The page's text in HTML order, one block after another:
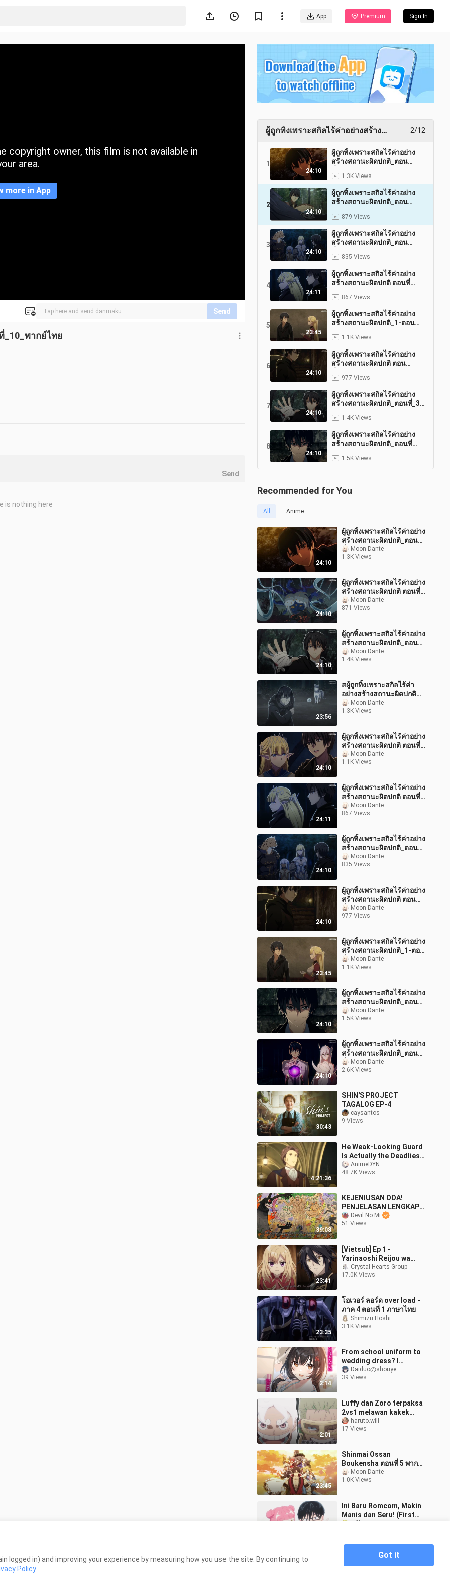
App Premium Sign In
copyright owner, this film is not available in
area.
more in App
Send
_10_พากย์ไทย
ผู้ถูกทิ้งเพราะสกิลไร้ค่าอย่างสร้าง
2/12
1
24:10
ผู้ถูกทิ้งเพราะสกิลไร้ค่าอย่าง
สร้างสถานะผิดปกติ_ตอน
1.3K Views
2
24:10
ผู้ถูกทิ้งเพราะสกิลไร้ค่าอย่าง
สร้างสถานะผิดปกติ_ตอน
879 Views
3
24:10
ผู้ถูกทิ้งเพราะสกิลไร้ค่าอย่าง
สร้างสถานะผิดปกติ_ตอน
835 Views
4
24:11
ผู้ถูกทิ้งเพราะสกิลไร้ค่าอย่าง
สร้างสถานะผิดปกติ ตอนที่
867 Views
5
23:45
ผู้ถูกทิ้งเพราะสกิลไร้ค่าอย่าง
สร้างสถานะผิดปกติ_1-ตอน
1.1K Views
6
24:10
ผู้ถูกทิ้งเพราะสกิลไร้ค่าอย่าง
สร้างสถานะผิดปกติ ตอน
977 Views
7
24:10
ผู้ถูกทิ้งเพราะสกิลไร้ค่าอย่าง
สร้างสถานะผิดปกติ_ตอนที่_3
1.4K Views
8
24:10
ผู้ถูกทิ้งเพราะสกิลไร้ค่าอย่าง
สร้างสถานะผิดปกติ_ตอนที่
1.5K Views
24:10
ที่_1_พากย์ไทย
10
23:56
ตอนจบ พากย์ไทย
1.3K Views
24:10
ผู้ถูกทิ้งเพราะสกิลไร้ค่าอย่าง
พากย์ไทย
871 Views
12
24:10
ผู้ถูกทิ้งเพราะสกิลไร้ค่าอย่าง
สร้างสถานะผิดปกติ ตอนที่ 7
พากย์ไทย
Recommended for You
All Anime
24:10
ผู้ถูกทิ้งเพราะสกิลไร้ค่าอย่าง
สร้างสถานะผิดปกติ_ตอน
ที่_6_พากย์ไทย
Moon Dante
1.3K Views
24:10
ผู้ถูกทิ้งเพราะสกิลไร้ค่าอย่าง
สร้างสถานะผิดปกติ ตอนที่
11 พากย์ไทย
Moon Dante
871 Views
24:10
ผู้ถูกทิ้งเพราะสกิลไร้ค่าอย่าง
สร้างสถานะผิดปกติ_ตอน
ที่_3 _พากย์ไทย
Moon Dante
1.4K Views
23:56
สผู้ถูกทิ้งเพราะสกิลไร้ค่า
อย่างสร้างสถานะผิดปกติ
ตอนที่ 12 ตอนจบ พากย์ไทย
Moon Dante
1.3K Views
24:10
ผู้ถูกทิ้งเพราะสกิลไร้ค่าอย่าง
สร้างสถานะผิดปกติ ตอนที่ 7
พากย์ไทย
Moon Dante
1.1K Views
24:11
ผู้ถูกทิ้งเพราะสกิลไร้ค่าอย่าง
สร้างสถานะผิดปกติ ตอนที่
_8_พากย์ไทย
Moon Dante
867 Views
24:10
ผู้ถูกทิ้งเพราะสกิลไร้ค่าอย่าง
สร้างสถานะผิดปกติ_ตอน
ที่_9_พากย์ไทย
Moon Dante
835 Views
24:10
ผู้ถูกทิ้งเพราะสกิลไร้ค่าอย่าง
สร้างสถานะผิดปกติ ตอน
ที่_4_พากย์ไทย
Moon Dante
977 Views
23:45
ผู้ถูกทิ้งเพราะสกิลไร้ค่าอย่าง
สร้างสถานะผิดปกติ_1-ตอน
ที่_5_พากย์ไทย
Moon Dante
1.1K Views
24:10
ผู้ถูกทิ้งเพราะสกิลไร้ค่าอย่าง
สร้างสถานะผิดปกติ_ตอนที่
_2_พากย์ไทย
Moon Dante
1.5K Views
24:10
ผู้ถูกทิ้งเพราะสกิลไร้ค่าอย่าง
สร้างสถานะผิดปกติ_ตอน
ที่_1_พากย์ไทย
Moon Dante
2.6K Views
30:43
SHIN'S PROJECT
TAGALOG EP-4
caysantos
9 Views
4:21:36
He Weak-Looking Guard
Is Actually the Deadliest
Assassin | Episode 1-12 |
English Dubbed - New
AnimeDYN
48.7K Views
39:08
KEJENIUSAN ODA!
PENJELASAN LENGKAP
TIGA DUNIA & MURAL
PIECE! - One Piece (Mega
Devil No Mi
51 Views
23:41
[Vietsub] Ep 1 -
Yarinaoshi Reijou wa
Ryuutei Heika wo
Kouryakuchuu
Crystal Hearts Group
17.0K Views
23:35
โอเวอร์ ลอร์ด over load -
ภาค 4 ตอนที่ 1 ภาษาไทย
Shimizu Hoshi
3.1K Views
2:14
From school uniform to
wedding dress? I
married and moved in
with the “country girl”
Daiduoのshouye
39 Views
2:01
Luffy dan Zoro terpaksa
2vs1 melawan kakek
ini?!? 😱
haruto.will
17 Views
23:45
Shinmai Ossan
Boukensha ตอนที่ 5 พากย์
ไทยMoon Dante
1.0K Views
Ini Baru Romcom, Makin
Manis dan Seru! (First
Impression Seihantai na
Infikret Project
ผู้ถูกทิ้งเพราะสกิลไร้ค่าอย่างสร้างสถานะผิด
Send
is nothing here
logged in) and improving your experience by measuring how you use the site. By continuing to
Policy
Got it